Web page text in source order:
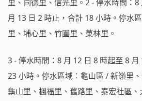
里、同德里、信光里。2 - 停水時間：
月 13 日 2 時止，合計 18 小時。停水
里、埔心里、竹圍里、菓林里。
3 - 停水時間：8 月 12 日 8 時起至 8
23 小時。停水區域：龜山區 / 新嶺里
龜山里、楓福里、舊路里、泰宏社區